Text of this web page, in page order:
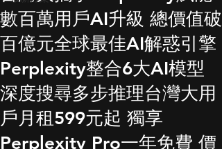
數百萬用戶AI升級 總價值破
百億元全球最佳AI解惑引擎
Perplexity整合6大AI模型
深度搜尋多步推理台灣大用
戶月租599元起 獨享
Perplexity Pro一年免費 價